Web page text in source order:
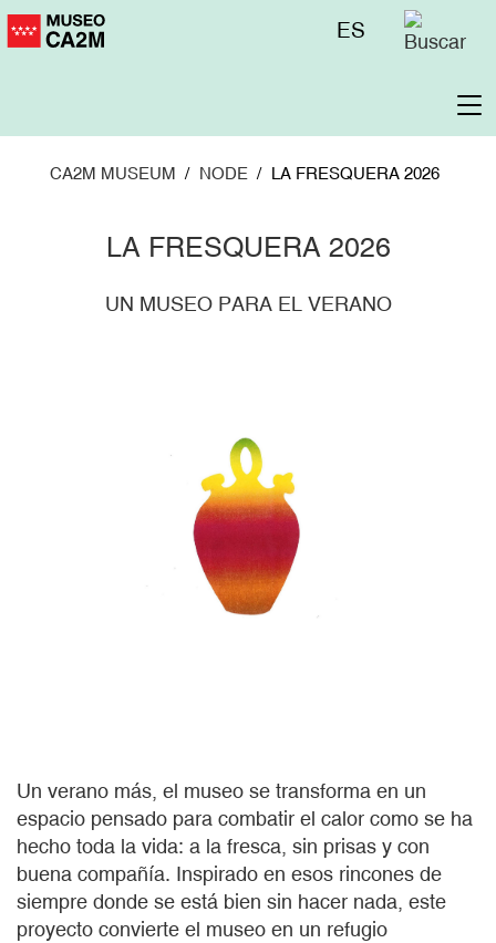
Skip
to
Menú
ES
CA2M MUSEUM NODE LA FRESQUERA 2026
LA FRESQUERA 2026
UN MUSEO PARA EL VERANO
Un verano más, el museo se transforma en un
espacio pensado para combatir el calor como se ha
hecho toda la vida: a la fresca, sin prisas y con
buena compañía. Inspirado en esos rincones de
siempre donde se está bien sin hacer nada, este
proyecto convierte el museo en un refugio